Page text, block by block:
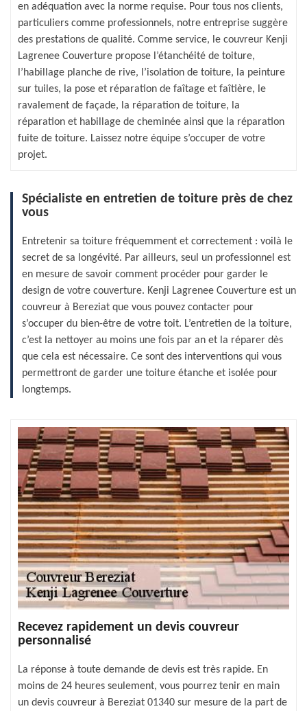
en adéquation avec la norme requise. Pour tous nos clients,
particuliers comme professionnels, notre entreprise suggère
des prestations de qualité. Comme service, le couvreur Kenji
Lagrenee Couverture propose l’étanchéité de toiture,
l’habillage planche de rive, l’isolation de toiture, la peinture
sur tuiles, la pose et réparation de faîtage et faîtière, le
ravalement de façade, la réparation de toiture, la
réparation et habillage de cheminée ainsi que la réparation
fuite de toiture. Laissez notre équipe s’occuper de votre
projet.
Spécialiste en entretien de toiture près de chez
vous
Entretenir sa toiture fréquemment et correctement : voilà le
secret de sa longévité. Par ailleurs, seul un professionnel est
en mesure de savoir comment procéder pour garder le
design de votre couverture. Kenji Lagrenee Couverture est un
couvreur à Bereziat que vous pouvez contacter pour
s’occuper du bien-être de votre toit. L’entretien de la toiture,
c’est la nettoyer au moins une fois par an et la réparer dès
que cela est nécessaire. Ce sont des interventions qui vous
permettront de garder une toiture étanche et isolée pour
longtemps.
Recevez rapidement un devis couvreur
personnalisé
La réponse à toute demande de devis est très rapide. En
moins de 24 heures seulement, vous pourrez tenir en main
un devis couvreur à Bereziat 01340 sur mesure de la part de